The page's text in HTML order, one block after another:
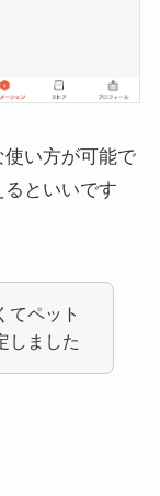
い方が可能で
といいです
てペット
しました